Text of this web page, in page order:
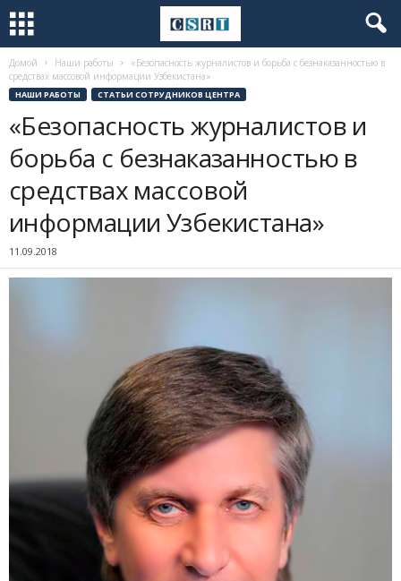
Домой Наши работы
«Безопасность журналистов и борьба с безнаказанностью в
средствах массовой информации Узбекистана»
НАШИ РАБОТЫ СТАТЬИ СОТРУДНИКОВ ЦЕНТРА
«Безопасность журналистов и
борьба с безнаказанностью в
средствах массовой
информации Узбекистана»
11.09.2018